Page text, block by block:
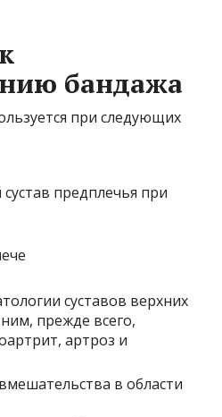
бандажа
при следующих
суставов верхних
прежде всего,
артроз и
в области